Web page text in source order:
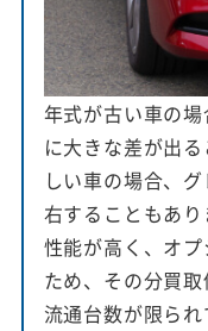
年式が古い車の
に大きな差が出
しい車の場合、
右することもあ
性能が高く、オ
ため、その分買取
流通台数が限ら